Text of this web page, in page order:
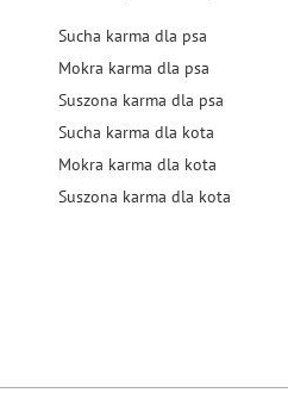
Sucha karma dla psa
Mokra karma dla psa
Suszona karma dla psa
Sucha karma dla kota
Mokra karma dla kota
Suszona karma dla kota